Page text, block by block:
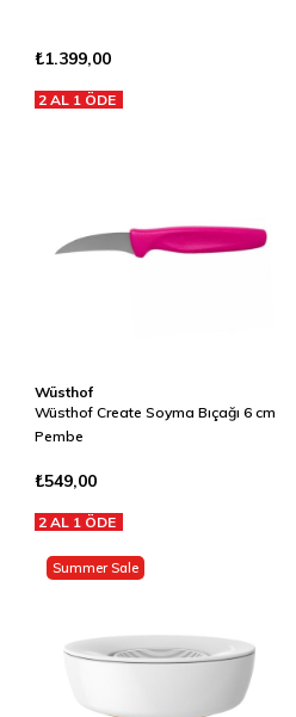
₺1.399,00
2 AL 1 ÖDE
Wüsthof
Wüsthof Create Soyma Bıçağı 6 cm
Pembe
₺549,00
2 AL 1 ÖDE
Summer Sale